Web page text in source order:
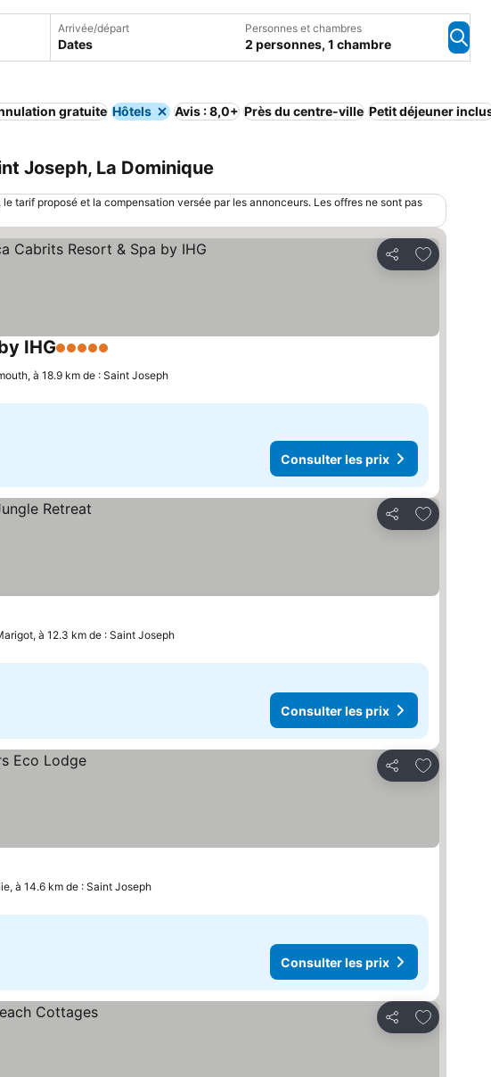
Arrivée/départ
Dates
Personnes et chambres
2 personnes, 1 chambre
gratuite Hôtels Avis : 8,0+ Près du centre-ville Petit déjeuner
Joseph, La Dominique
tarif proposé et la compensation versée par les annonceurs. Les offres ne sont pas
Partager
Ajouter à
IHG5 Étoiles
à 18.9 km de : Saint Joseph
Consulter les prix
Partager
Ajouter à
à 12.3 km de : Saint Joseph
Consulter les prix
Partager
Ajouter à
à 14.6 km de : Saint Joseph
Consulter les prix
Partager
Ajouter à